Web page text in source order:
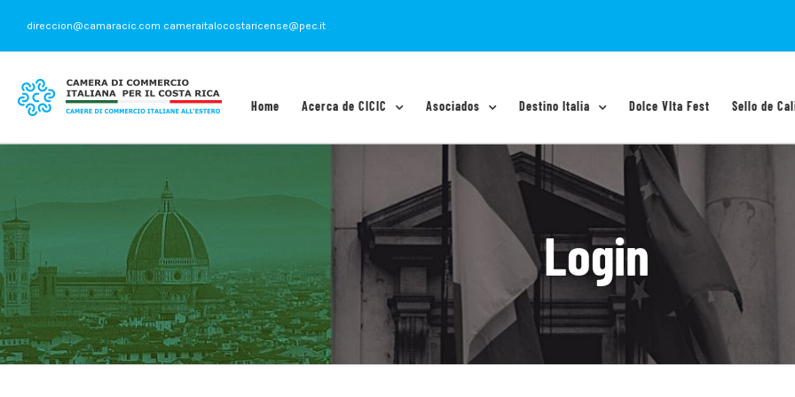
contenido
direccion@camaracic.com cameraitalocostaricense@pec.it
Home Acerca de CICIC Asociados Destino Italia Dolce VIta Fest Sello de
Login